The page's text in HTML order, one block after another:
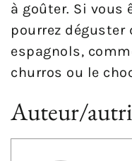
à goûter. Si vous
pourrez
espagnols,
churros ou le
Auteur/